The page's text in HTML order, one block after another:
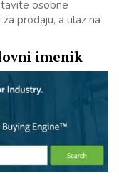
osobne
prodaju, a ulaz na
imenik